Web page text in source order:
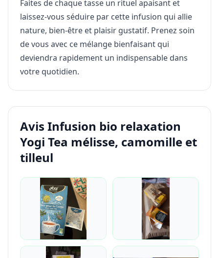
Faites de chaque tasse un rituel apaisant et
laissez-vous séduire par cette infusion qui allie
nature, bien-être et plaisir gustatif. Prenez soin
de vous avec ce mélange bienfaisant qui
deviendra rapidement un indispensable dans
votre quotidien.
Avis Infusion bio relaxation
Yogi Tea mélisse, camomille et
tilleul